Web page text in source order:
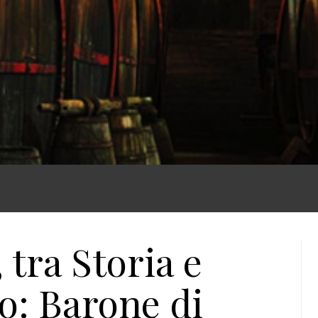
tra Storia e
Barone di